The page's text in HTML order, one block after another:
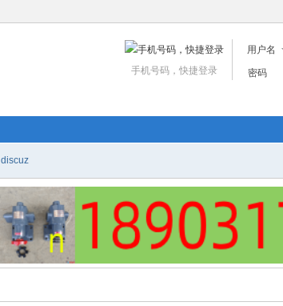
用户名
密码
手机号码，快捷登录
discuz